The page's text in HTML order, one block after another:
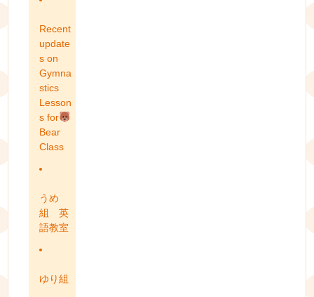
Recent
update
s on
Gymna
stics
Lesson
s for
Bear
Class
うめ
組 英
語教室
ゆり組